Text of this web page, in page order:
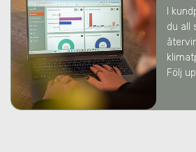
I
du all
Följ